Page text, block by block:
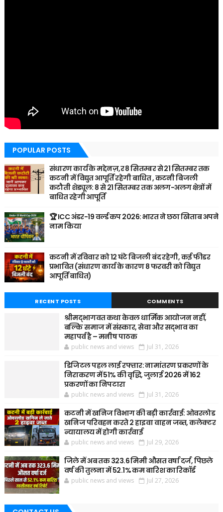
POPULAR POSTS
संधारण कार्य के मद्देनज़,र 8 सितम्बर से 21 सितम्बर तक
कटनी में विद्युत आपूर्ति रहेगी बाधित , कटनी बिजली
कटौती शेड्यूल: 8 से 21 सितम्बर तक अलग-अलग क्षेत्रों में
बाधित रहेगी आपूर्ति
🏆 ICC अंडर-19 वर्ल्ड कप 2026: भारत ने छठा खिताब अपने
नाम किया
कटनी में रविवार को 12 घंटे बिजली बंद रहेगी, कई फीडर
प्रभावित (संधारण कार्य के कारण 8 फरवरी को विद्युत
आपूर्ति बाधित)
RECENT POSTS COMMENTS
श्रीमद्भागवत कथा केवल धार्मिक आयोजन नहीं,
बल्कि समाज में संस्कार, सेवा और सद्भाव का
महापर्व है – मनीष पाठक
public news and views Jul 31, 2026
डिजिटल पहल लाई रफ्तार: नामांतरण प्रकरणों के
निराकरण में 51% की वृद्धि, जुलाई 2026 में 162
प्रकरणों का निपटारा
public news and views Jul 31, 2026
कटनी में खनिज विभाग की बड़ी कार्रवाई: ओवरलोड
खनिज परिवहन करते 2 हाइवा वाहन जब्त, कलेक्टर
न्यायालय में होगी कार्रवाई
public news and views Jul 29, 2026
जिले में अब तक 323.6 मिमी औसत वर्षा दर्ज, पिछले
वर्ष की तुलना में 52.1% कम बारिश का रिकॉर्ड
public news and views Jul 27, 2026